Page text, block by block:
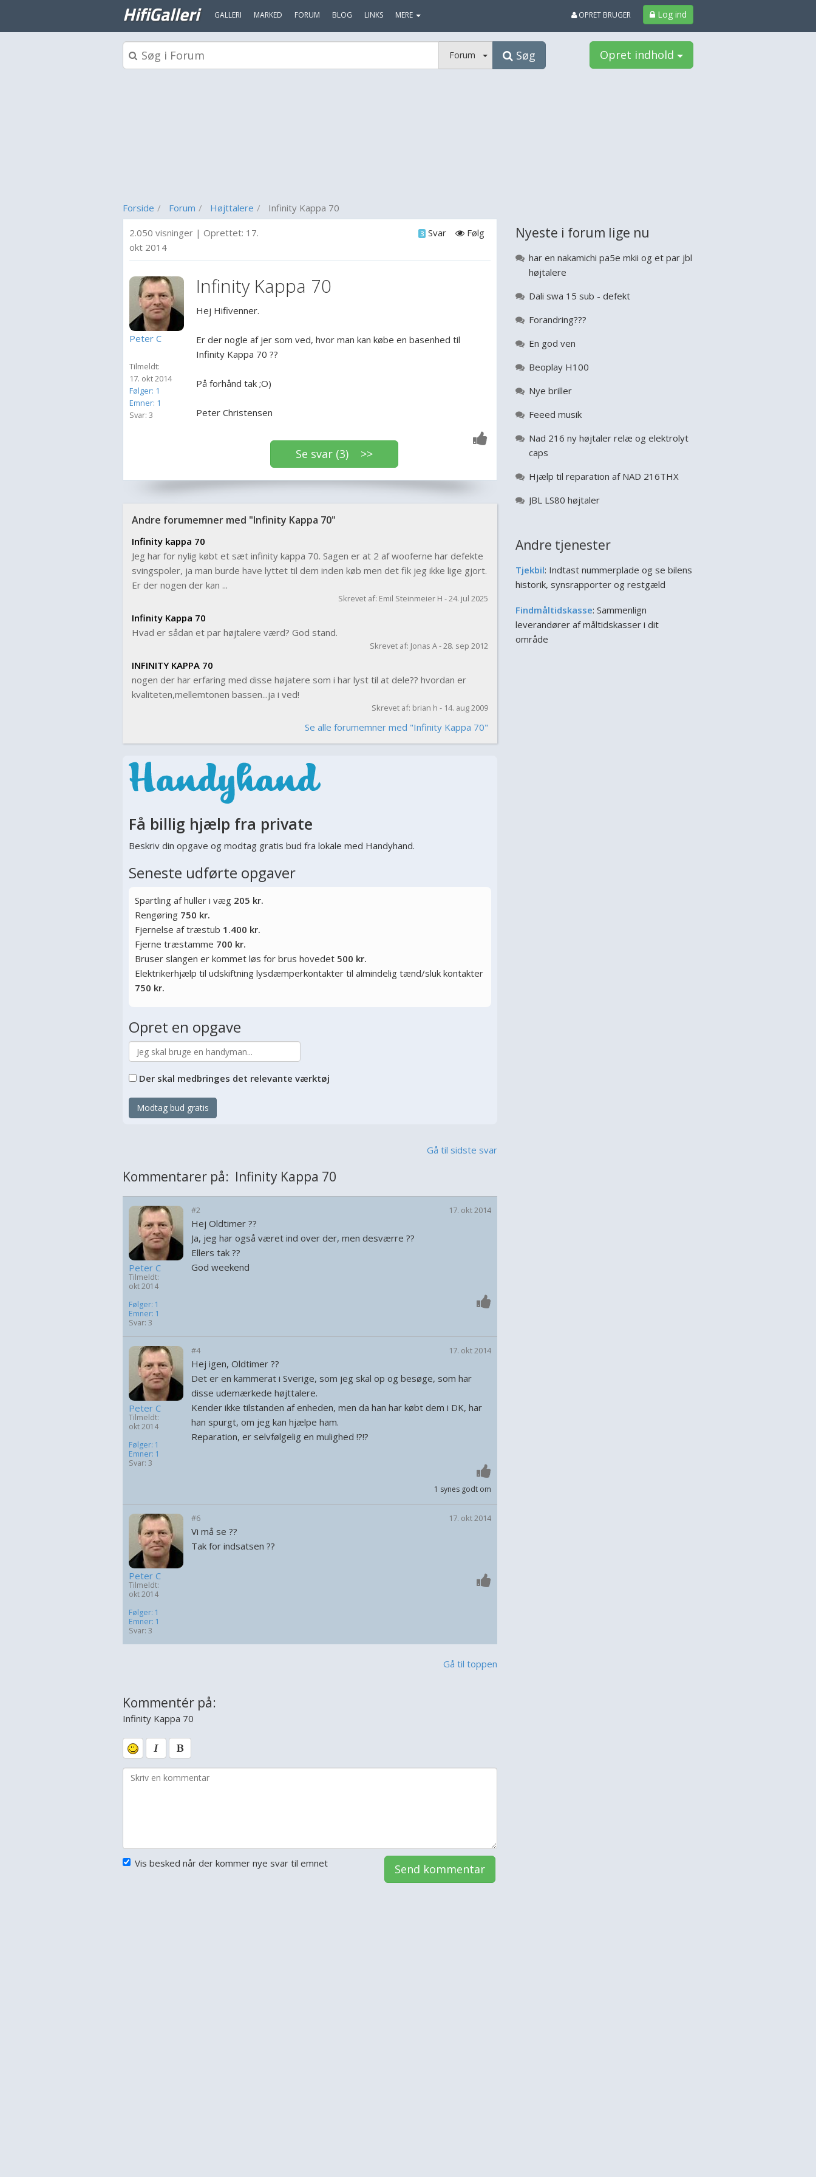
HifiGalleri GALLERI MARKED FORUM BLOG LINKS MERE Log ind
OPRET BRUGER
Forum Søg Opret indhold
Forside Forum Højttalere Infinity Kappa 70
2.050 visninger | Oprettet: 17.
okt 2014
Følg
3 Svar
Peter C
Tilmeldt:
17. okt 2014
Følger: 1
Emner: 1
Svar: 3
Infinity Kappa 70
Hej Hifivenner.
Er der nogle af jer som ved, hvor man kan købe en basenhed til
Infinity Kappa 70 ??
På forhånd tak ;O)
Peter Christensen
Se svar (3) >>
Andre forumemner med "Infinity Kappa 70"
Infinity kappa 70
Jeg har for nylig købt et sæt infinity kappa 70. Sagen er at 2 af wooferne har defekte
svingspoler, ja man burde have lyttet til dem inden køb men det fik jeg ikke lige gjort.
Er der nogen der kan ...
Skrevet af: Emil Steinmeier H - 24. jul 2025
Infinity Kappa 70
Hvad er sådan et par højtalere værd? God stand.
Skrevet af: Jonas A - 28. sep 2012
INFINITY KAPPA 70
nogen der har erfaring med disse højatere som i har lyst til at dele?? hvordan er
kvaliteten,mellemtonen bassen...ja i ved!
Skrevet af: brian h - 14. aug 2009
Se alle forumemner med "Infinity Kappa 70"
Få billig hjælp fra private
Beskriv din opgave og modtag gratis bud fra lokale med Handyhand.
Seneste udførte opgaver
Spartling af huller i væg 205 kr.
Rengøring 750 kr.
Fjernelse af træstub 1.400 kr.
Fjerne træstamme 700 kr.
Bruser slangen er kommet løs for brus hovedet 500 kr.
Elektrikerhjælp til udskiftning lysdæmperkontakter til almindelig tænd/sluk kontakter
750 kr.
Opret en opgave
Der skal medbringes det relevante værktøj
Modtag bud gratis
Gå til sidste svar
Kommentarer på: Infinity Kappa 70
Peter C
Tilmeldt:
okt 2014
Følger: 1
Emner: 1
Svar: 3
#2 17. okt 2014
Hej Oldtimer ??
Ja, jeg har også været ind over der, men desværre ??
Ellers tak ??
God weekend
Peter C
Tilmeldt:
okt 2014
Følger: 1
Emner: 1
Svar: 3
#4 17. okt 2014
Hej igen, Oldtimer ??
Det er en kammerat i Sverige, som jeg skal op og besøge, som har
disse udemærkede højttalere.
Kender ikke tilstanden af enheden, men da han har købt dem i DK, har
han spurgt, om jeg kan hjælpe ham.
Reparation, er selvfølgelig en mulighed !?!?
1 synes godt om
Peter C
Tilmeldt:
okt 2014
Følger: 1
Emner: 1
Svar: 3
#6 17. okt 2014
Vi må se ??
Tak for indsatsen ??
Gå til toppen
Kommentér på:
Infinity Kappa 70
Vis besked når der kommer nye svar til emnet Send kommentar
Nyeste i forum lige nu
har en nakamichi pa5e mkii og et par jbl
højtalere
Dali swa 15 sub - defekt
Forandring???
En god ven
Beoplay H100
Nye briller
Feeed musik
Nad 216 ny højtaler relæ og elektrolyt
caps
Hjælp til reparation af NAD 216THX
JBL LS80 højtaler
Andre tjenester
Tjekbil: Indtast nummerplade og se bilens
historik, synsrapporter og restgæld
Findmåltidskasse: Sammenlign
leverandører af måltidskasser i dit
område